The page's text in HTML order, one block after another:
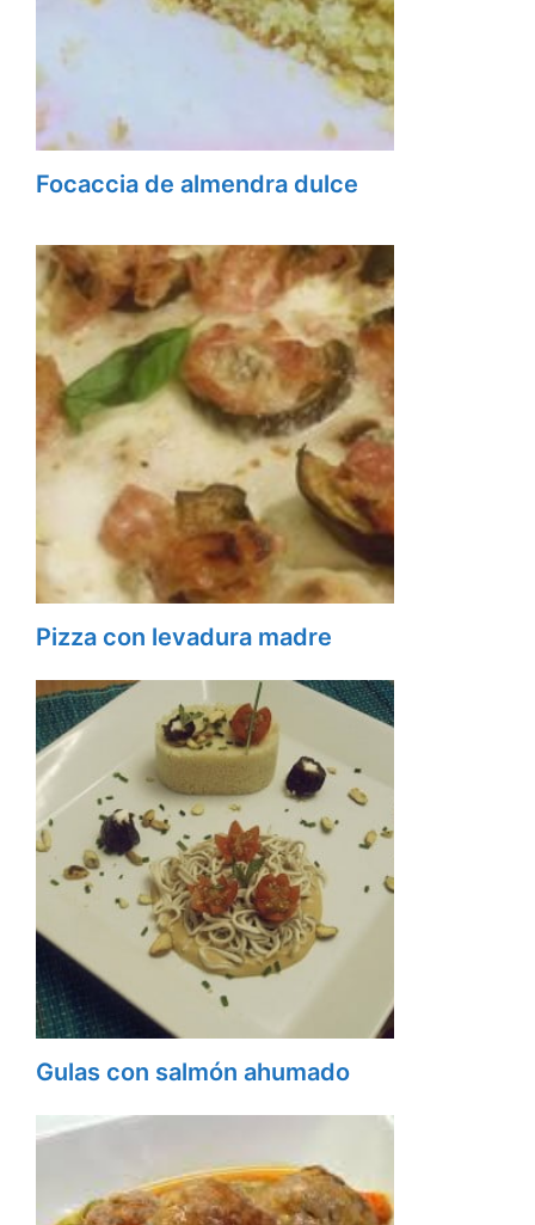
Focaccia de almendra dulce
Pizza con levadura madre
Gulas con salmón ahumado